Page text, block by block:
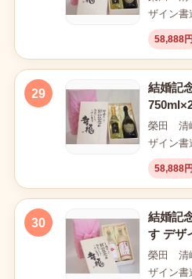
ザイン書
58,888円
29
結婚記
榮田 清
ザイン書
58,888円
30
結婚記
す デザ
榮田 清
ザイン書